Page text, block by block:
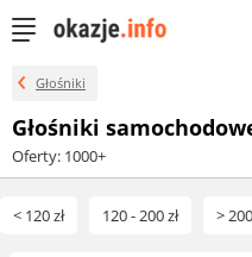
Głośniki
Głośniki
Oferty: 1000+
< 120 zł 120 - 200 zł >